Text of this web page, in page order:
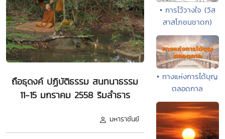
ถือธุดงค์ ปฏิบัติธรรม สนทนาธรรม
11-15 มกราคม 2558 ริมลำธาร
มหาราชันย์
• การไว้วางใจ (วิส
สาสโภชนชาดก)
• ทางแห่งการได้บุญ
ตลอดกาล